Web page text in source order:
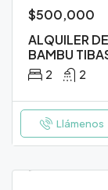
$500,000
ALQUILER
BAMBU
2 2
Llámenos